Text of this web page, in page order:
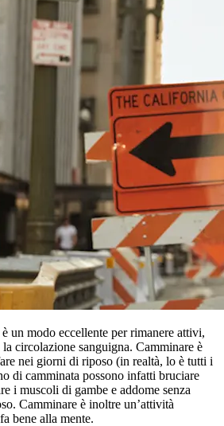
un modo eccellente per rimanere attivi,
circolazione sanguigna. Camminare è
nei giorni di riposo (in realtà, lo è tutti i
di camminata possono infatti bruciare
i muscoli di gambe e addome senza
Camminare è inoltre un’attività
bene alla mente.